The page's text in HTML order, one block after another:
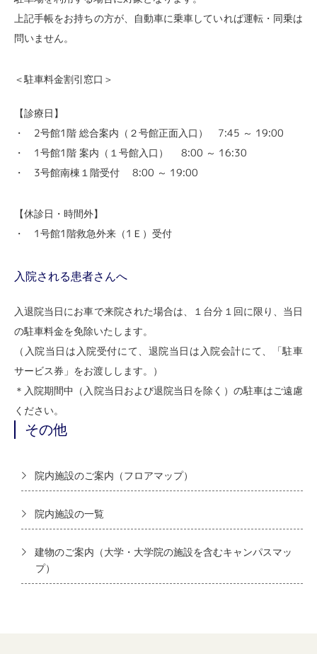
上記手帳をお持ちの方が、自動車に乗車していれば運転・同乗は
問いません。
＜駐車料金割引窓口＞
【診療日】
・ 2号館1階 総合案内（２号館正面入口） 7:45 ～ 19:00
・ 1号館1階 案内（１号館入口） 8:00 ～ 16:30
・ 3号館南棟１階受付 8:00 ～ 19:00
【休診日・時間外】
・ 1号館1階救急外来（1Ｅ）受付
入院される患者さんへ
入退院当日にお車で来院された場合は、１台分１回に限り、当日
の駐車料金を免除いたします。
（入院当日は入院受付にて、退院当日は入院会計にて、「駐車
サービス券」をお渡しします。）
＊入院期間中（入院当日および退院当日を除く）の駐車はご遠慮
ください。
その他
院内施設のご案内（フロアマップ）
院内施設の一覧
建物のご案内（大学・大学院の施設を含むキャンパスマッ
プ）